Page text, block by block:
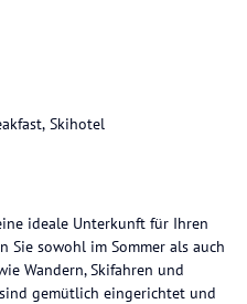
Skihotel
ideale Unterkunft für Ihren
Sie sowohl im Sommer als auch
Wandern, Skifahren und
gemütlich eingerichtet und